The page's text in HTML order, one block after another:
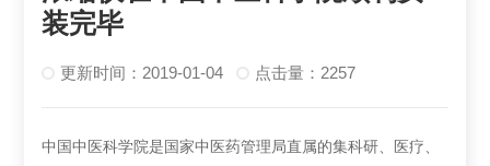
装完毕
更新时间：2019-01-04 点击量：2257
中国中医科学院是国家中医药管理局直属的集科研、医疗、